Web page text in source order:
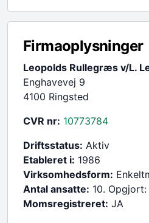
Firmaoplysninger
Leopolds Rullegræs v/L.
Enghavevej 9
4100 Ringsted
CVR nr: 10773784
Driftsstatus: Aktiv
Etableret i: 1986
Virksomhedsform:
Antal ansatte: 10.
Momsregistreret: JA